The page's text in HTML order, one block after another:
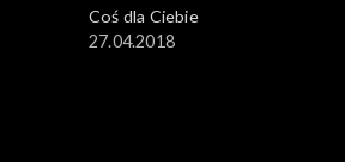
Coś dla Ciebie
27.04.2018